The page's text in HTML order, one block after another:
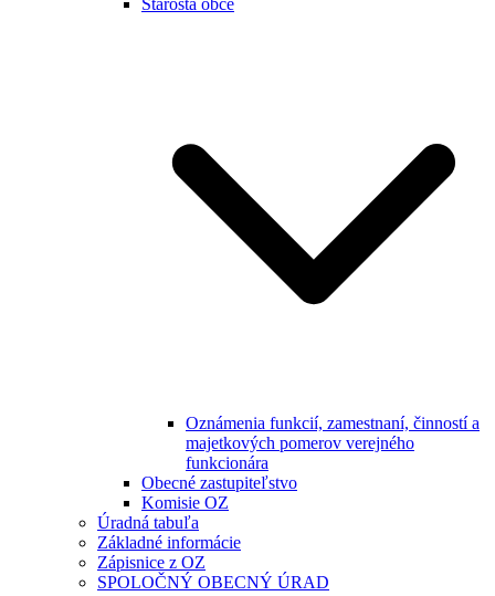
Starosta obce
Oznámenia funkcií, zamestnaní, činností a
majetkových pomerov verejného
funkcionára
Obecné zastupiteľstvo
Komisie OZ
Úradná tabuľa
Základné informácie
Zápisnice z OZ
SPOLOČNÝ OBECNÝ ÚRAD